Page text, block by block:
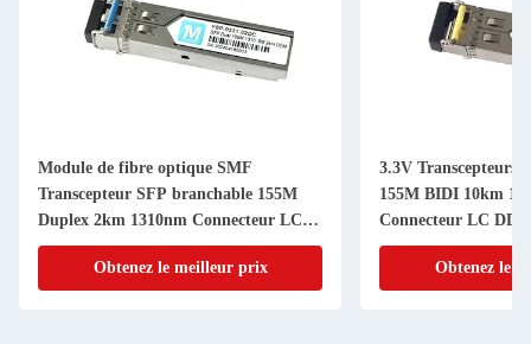
3.3V Transcepteurs à fibre optique
155M BIDI 10km 1310nm/1550nm
Connecteur LC DDM WDM Module
SFP simplex pour la transmission de
donnéesObtenez le meilleur prix
155M BIDI LC
1490nm/
optique
Module